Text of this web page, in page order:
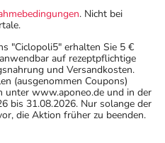
. Nicht bei
"Ciclopoli5" erhalten Sie 5 €
auf rezeptpflichtige
und Versandkosten.
(ausgenommen Coupons)
unter www.aponeo.de und in der
bis 31.08.2026. Nur solange der
die Aktion früher zu beenden.